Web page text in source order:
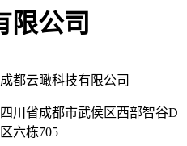
限公司
成都云瞰科技有限公司
四川省成都市武侯区西部智谷D
区六栋705